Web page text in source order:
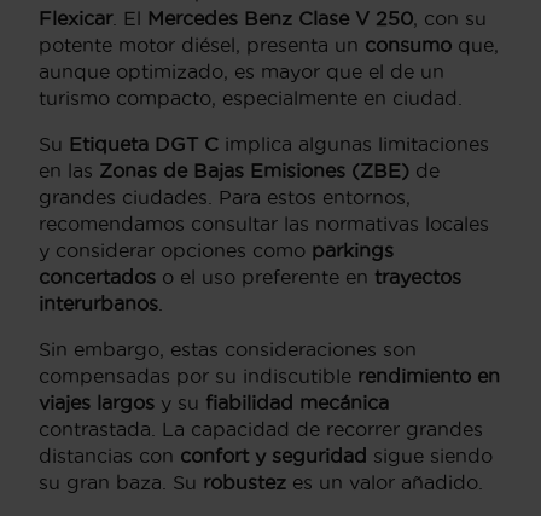
Flexicar. El Mercedes Benz Clase V 250, con su
potente motor diésel, presenta un consumo que,
aunque optimizado, es mayor que el de un
turismo compacto, especialmente en ciudad.
Su Etiqueta DGT C implica algunas limitaciones
en las Zonas de Bajas Emisiones (ZBE) de
grandes ciudades. Para estos entornos,
recomendamos consultar las normativas locales
y considerar opciones como parkings
concertados o el uso preferente en trayectos
interurbanos
Sin embargo, estas consideraciones son
compensadas por su indiscutible rendimiento en
viajes largos y su fiabilidad mecánica
contrastada. La capacidad de recorrer grandes
distancias con confort y seguridad sigue siendo
su gran baza. Su robustez es un valor añadido.